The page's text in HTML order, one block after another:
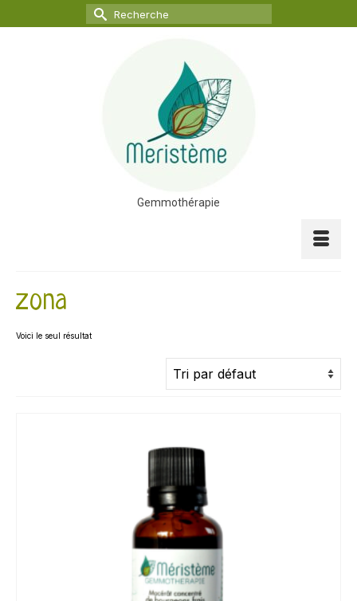
Rechercher :
Gemmothérapie
zona
Voici le seul résultat